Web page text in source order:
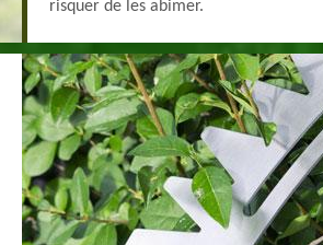
risquer de les abimer.